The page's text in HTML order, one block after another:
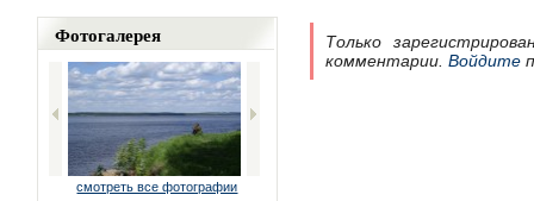
Фотогалерея
смотреть все фотографии
Только
комментарии. Войдите